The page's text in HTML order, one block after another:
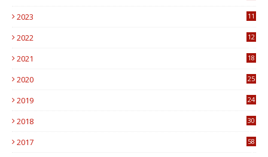
2023
11
2022
12
2021
18
2020
25
2019
24
2018
30
2017
58